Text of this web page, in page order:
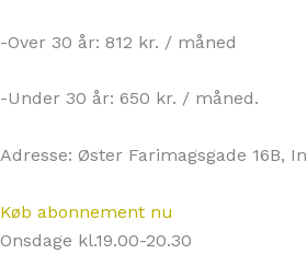
-Over 30 år: 812 kr. / måned
-Under 30 år: 650 kr. / måned.
Adresse: Øster Farimagsgade 16B,
Køb abonnement nu
Onsdage kl.19.00-20.30